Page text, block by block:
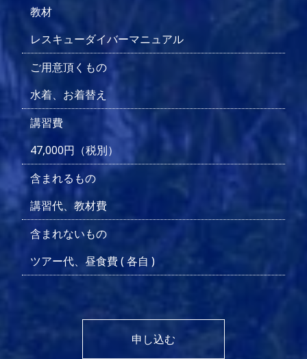
教材
レスキューダイバーマニュアル
ご用意頂くもの
水着、お着替え
講習費
47,000円（税別）
含まれるもの
講習代、教材費
含まれないもの
ツアー代、昼食費 ( 各自 )
申し込む